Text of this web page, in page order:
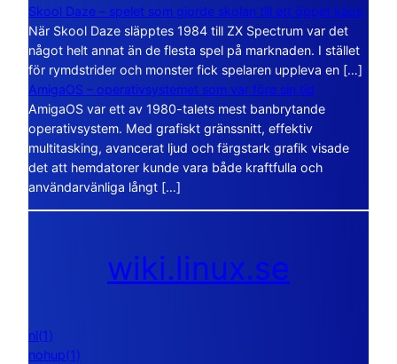
Skool Daze – spelet som gjorde skolan till ett öppet kaos
När Skool Daze släpptes 1984 till ZX Spectrum var det
något helt annat än de flesta spel på marknaden. I stället
för rymdstrider och monster fick spelaren uppleva en […]
AmigaOS – operativsystemet som var före sin tid
AmigaOS var ett av 1980-talets mest banbrytande
operativsystem. Med grafiskt gränssnitt, effektiv
multitasking, avancerat ljud och färgstark grafik visade
det att hemdatorer kunde vara både kraftfulla och
användarvänliga långt […]
wiki.linux.se
nl(1)
nohup(1)